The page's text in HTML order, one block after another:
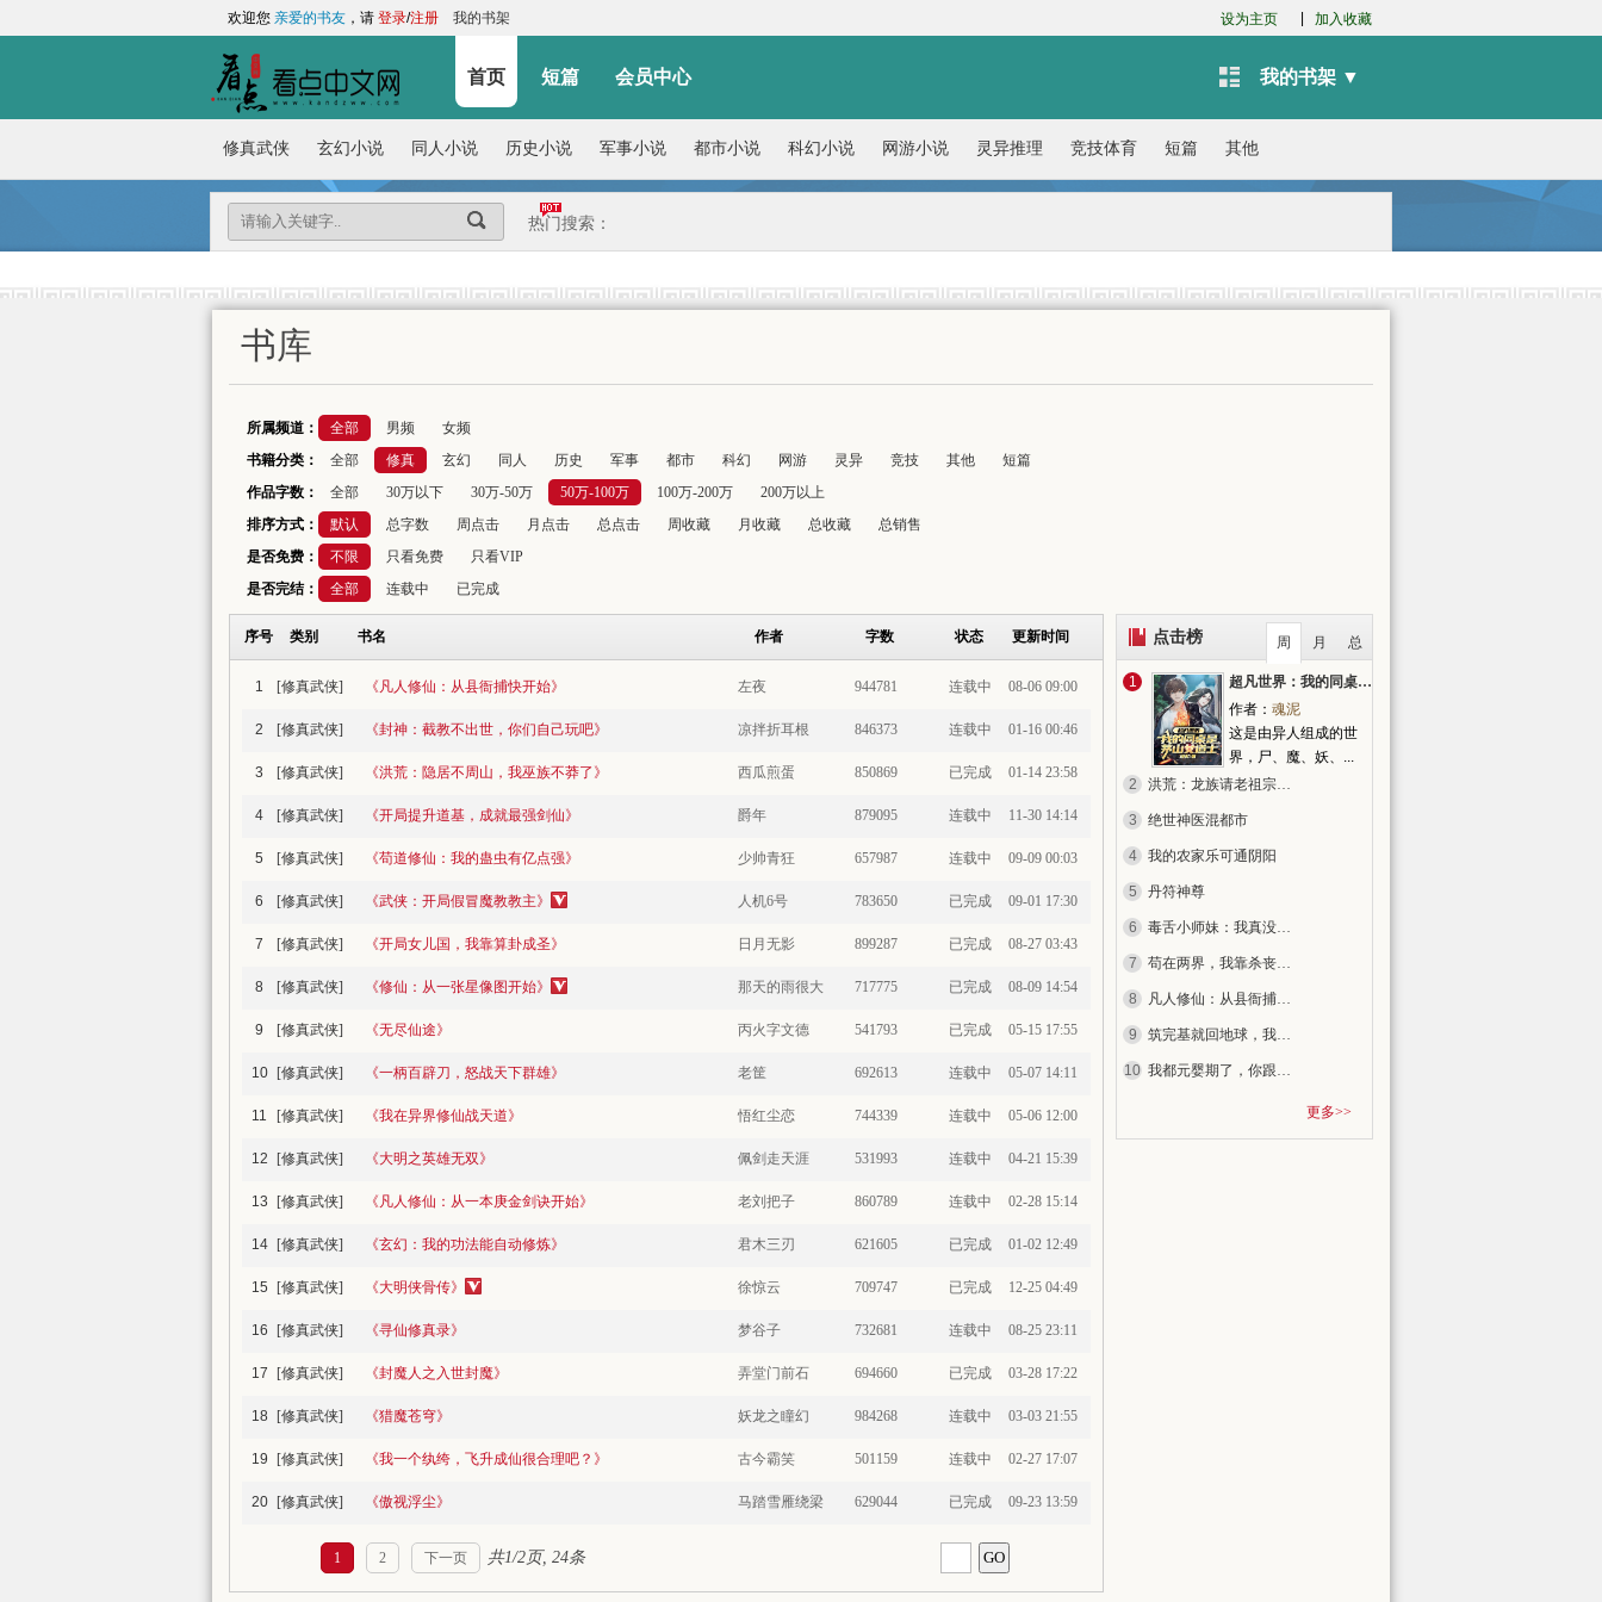
欢迎您 亲爱的书友 ，请 登录/注册 我的书架 设为主页 加入收藏
首页 短篇 会员中心 我的书架 ▼
修真武侠 玄幻小说 同人小说 历史小说 军事小说 都市小说 科幻小说 网游小说 灵异推理 竞技体育 短篇 其他
热门搜索：
书库
所属频道： 全部 男频
女频
书籍分类：
全部 修真 玄幻 同人 历史 军事 都市 科幻 网游 灵异 竞技 其他
短篇
作品字数：
全部 30万以下 30万-50万 50万-100万 100万-200万
200万以上
排序方式：
默认 总字数 周点击 月点击 总点击 周收藏 月收藏 总收藏
总销售
是否免费：
不限 只看免费
只看VIP
是否完结：
全部 连载中 已完成
序号 类别 书名 作者 字数 状态 更新时间
1 [修真武侠] 《凡人修仙：从县衙捕快开始》 左夜 944781 连载中 08-06 09:00
2 [修真武侠] 《封神：截教不出世，你们自己玩吧》 凉拌折耳根 846373 连载中 01-16 00:46
3 [修真武侠] 《洪荒：隐居不周山，我巫族不莽了》 西瓜煎蛋 850869 已完成 01-14 23:58
4 [修真武侠] 《开局提升道基，成就最强剑仙》 爵年 879095 连载中 11-30 14:14
5 [修真武侠] 《苟道修仙：我的蛊虫有亿点强》 少帅青狂 657987 连载中 09-09 00:03
6 [修真武侠] 《武侠：开局假冒魔教教主》 人机6号 783650 已完成 09-01 17:30
7 [修真武侠] 《开局女儿国，我靠算卦成圣》 日月无影 899287 已完成 08-27 03:43
8 [修真武侠] 《修仙：从一张星像图开始》 那天的雨很大 717775 已完成 08-09 14:54
9 [修真武侠] 《无尽仙途》 丙火字文德 541793 已完成 05-15 17:55
10 [修真武侠] 《一柄百辟刀，怒战天下群雄》 老筐 692613 连载中 05-07 14:11
11 [修真武侠] 《我在异界修仙战天道》 悟红尘恋 744339 连载中 05-06 12:00
12 [修真武侠] 《大明之英雄无双》 佩剑走天涯 531993 连载中 04-21 15:39
13 [修真武侠] 《凡人修仙：从一本庚金剑诀开始》 老刘把子 860789 连载中 02-28 15:14
14 [修真武侠] 《玄幻：我的功法能自动修炼》 君木三刃 621605 已完成 01-02 12:49
15 [修真武侠] 《大明侠骨传》 徐惊云 709747 已完成 12-25 04:49
16 [修真武侠] 《寻仙修真录》 梦谷子 732681 连载中 08-25 23:11
17 [修真武侠] 《封魔人之入世封魔》 弄堂门前石 694660 已完成 03-28 17:22
18 [修真武侠] 《猎魔苍穹》 妖龙之瞳幻 984268 连载中 03-03 21:55
19 [修真武侠] 《我一个纨绔，飞升成仙很合理吧？》 古今霸笑 501159 连载中 02-27 17:07
20 [修真武侠] 《傲视浮尘》 马踏雪雁绕梁 629044 已完成 09-23 13:59
1 2 下一页 共1/2页, 24条
点击榜 周 月 总
1
超凡世界：我的同桌是茅山女道士
作者： 魂泥
这是由异人组成的世
界，尸、魔、妖、...
2
洪荒：龙族请老祖宗出关
3 绝世神医混都市
4 我的农家乐可通阴阳
5 丹符神尊
6 毒舌小师妹：我真没想当全宗希望
7 苟在两界，我靠杀丧尸爆气血！
8 凡人修仙：从县衙捕快开始
9 筑完基就回地球，我于此世无敌
10 我都元婴期了，你跟我说开学？
更多>>